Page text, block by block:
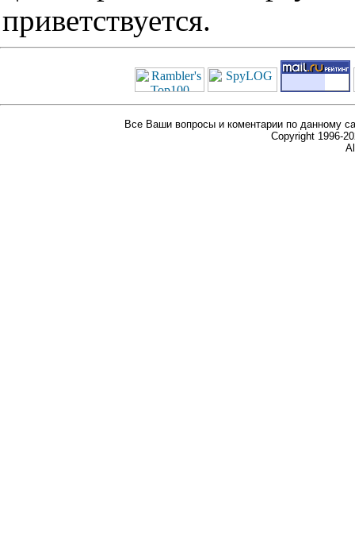
приветствуется.
Все Ваши вопросы и коментарии по данному
Copyright 1996-